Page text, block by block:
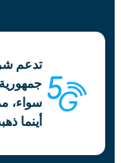
سواء،
أينما